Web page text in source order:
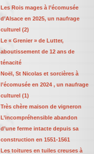
Les Rois mages à l’écomusée
d’Alsace en 2025, un naufrage
culturel (2)
Le « Grenier » de Lutter,
aboutissement de 12 ans de
ténacité
Noël, St Nicolas et sorcières à
l’écomusée en 2024 , un naufrage
culturel (1)
Très chère maison de vigneron
L’incompréhensible abandon
d’une ferme intacte depuis sa
construction en 1551-1561
Les toitures en tuiles creuses à